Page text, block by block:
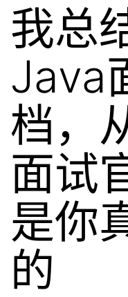
我总
Java
档，
面试
是你
的